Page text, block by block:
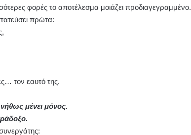
φορές το αποτέλεσμα μοιάζει προδιαγεγραμμένο.
πρώτα:
τον εαυτό της.
μένει μόνος.
συνεργάτης: